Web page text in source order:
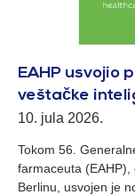
EAHP usvojio
veštačke
10. jula 2026.
Tokom 56.
farmaceuta
Berlinu, usvojen je